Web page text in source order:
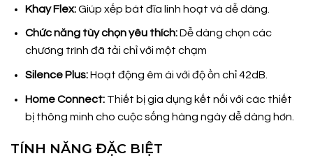
Khay Flex:Giúp xếp bát đĩa linh hoạt và dễ dàng.
Chức năng tùy chọn yêu thích:Dễ dàng chọn các
chương trình đã tải chỉ với một chạm
Silence Plus:Hoạt động êm ái với độ ồn chỉ 42dB.
Home Connect:Thiết bị gia dụng kết nối với các thiết
bị thông minh cho cuộc sống hàng ngày dễ dàng hơn.
TÍNH NĂNG ĐẶC BIỆT